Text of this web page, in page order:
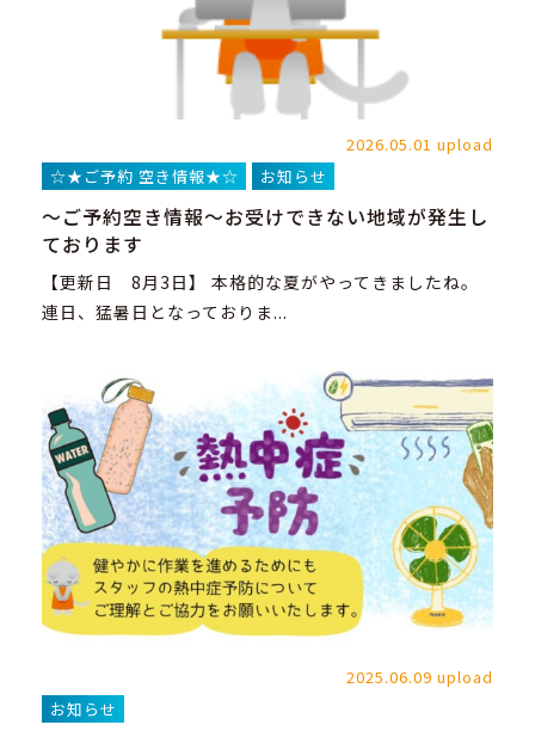
2026.05.01 upload
☆★ご予約 空き情報★☆
お知らせ
～ご予約空き情報～お受けできない地域が発生し
ております
【更新日 8月3日】 本格的な夏がやってきましたね。
連日、猛暑日となっておりま...
2025.06.09 upload
お知らせ